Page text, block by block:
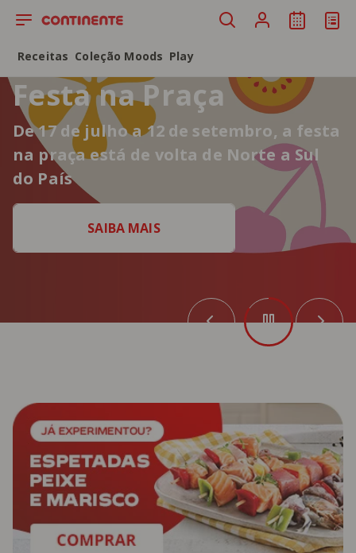
Saltar para o conteúdo principal
Receitas Coleção Moods Play
Festa na Praça
De 17 de julho a 12 de setembro, a festa
na praça está de volta de Norte a Sul
do País
SAIBA MAIS